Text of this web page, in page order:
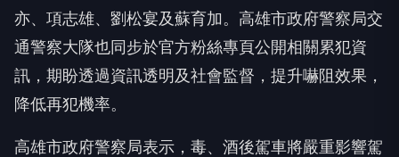
亦、項志雄、劉松宴及蘇育加。高雄市政府警察局交
通警察大隊也同步於官方粉絲專頁公開相關累犯資
訊，期盼透過資訊透明及社會監督，提升嚇阻效果，
降低再犯機率。
高雄市政府警察局表示，毒、酒後駕車將嚴重影響駕